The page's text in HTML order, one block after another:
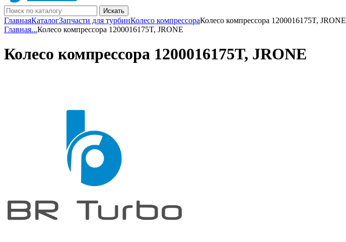
Искать
ГлавнаяКаталогЗапчасти для турбинКолесо компрессораКолесо компрессора 1200016175T, JRONE
Главная...Колесо компрессора 1200016175T, JRONE
Колесо компрессора 1200016175T, JRONE